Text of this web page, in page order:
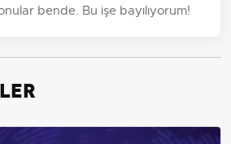
bende. Bu işe bayılıyorum!